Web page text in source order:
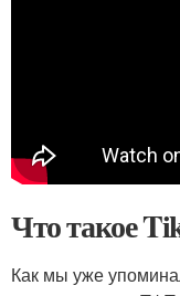
Что такое
Как мы уже